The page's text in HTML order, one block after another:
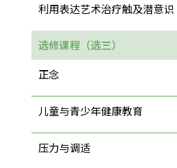
利用表达艺术治疗触及潜意识
选修课程（选三）
正念
儿童与青少年健康教育
压力与调适